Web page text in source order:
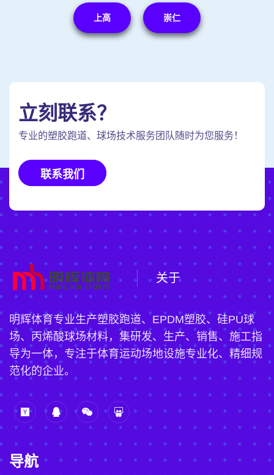
上高 崇仁
立刻联系？
专业的塑胶跑道、球场技术服务团队随时为您服务！
联系我们
关于
明辉体育专业生产塑胶跑道、EPDM塑胶、硅PU球
场、丙烯酸球场材料，集研发、生产、销售、施工指
导为一体，专注于体育运动场地设施专业化、精细规
范化的企业。
导航